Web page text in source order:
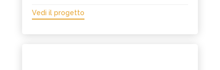
Vedi il progetto